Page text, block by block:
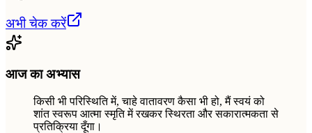
अभी चेक करें
आज का अभ्यास
किसी भी परिस्थिति में, चाहे वातावरण कैसा भी हो, मैं स्वयं को
शांत स्वरूप आत्मा स्मृति में रखकर स्थिरता और सकारात्मकता से
प्रतिक्रिया दूँगा।